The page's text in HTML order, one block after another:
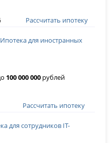
Рассчитать ипотеку
для иностранных
100 000 000 рублей
Рассчитать ипотеку
для сотрудников IT-